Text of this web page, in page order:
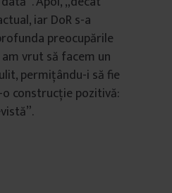
iar DoR s-a
preocupările
am vrut să facem un
permiţându-i să fie
construcție pozitivă: